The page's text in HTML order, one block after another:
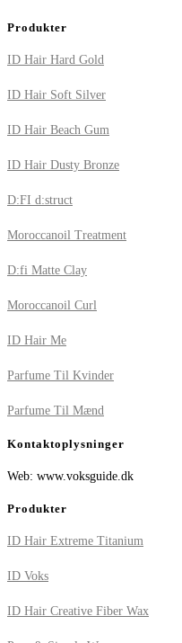
Produkter
ID Hair Hard Gold
ID Hair Soft Silver
ID Hair Beach Gum
ID Hair Dusty Bronze
D:FI d:struct
Moroccanoil Treatment
D:fi Matte Clay
Moroccanoil Curl
ID Hair Me
Parfume Til Kvinder
Parfume Til Mænd
Kontaktoplysninger
Web: www.voksguide.dk
Produkter
ID Hair Extreme Titanium
ID Voks
ID Hair Creative Fiber Wax